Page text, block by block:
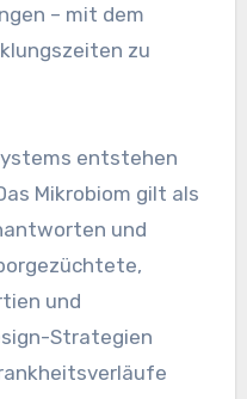
– mit dem
zu
entstehen
Mikrobiom gilt als
und
und
Strategien